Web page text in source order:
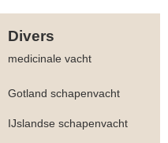
Divers
medicinale vacht
Gotland schapenvacht
IJslandse schapenvacht